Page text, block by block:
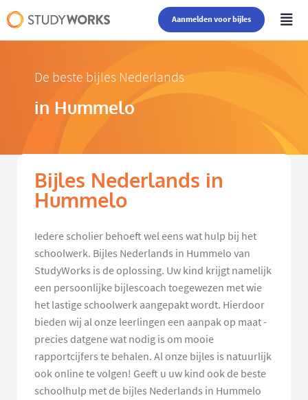
Aanmelden voor bijles
De beste bijles Nederlands
in Hummelo
Bijles Nederlands in
Hummelo
Iedere scholier behoeft wel eens wat hulp bij het
schoolwerk. Bijles Nederlands in Hummelo van
StudyWorks is de oplossing. Uw kind krijgt namelijk
een persoonlijke bijlescoach toegewezen met wie
het lastige schoolwerk aangepakt wordt. Hierdoor
bieden wij al onze leerlingen een aanpak op maat -
precies datgene wat nodig is om mooie
rapportcijfers te behalen. Al onze bijles is natuurlijk
ook online te volgen! Geeft u uw kind ook de beste
schoolhulp met de bijles Nederlands in Hummelo